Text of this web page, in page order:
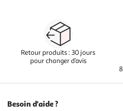
Retour produits : 30 jours
pour changer d’avis
Besoin d'aide ?